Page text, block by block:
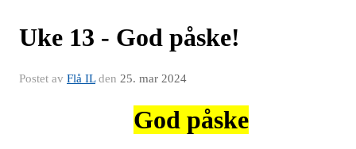
Uke 13 - God påske!
Postet av Flå ILden 25. mar 2024
God påske